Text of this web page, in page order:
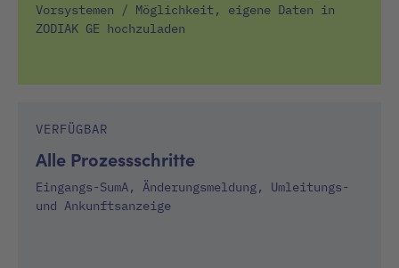
Vorsystemen / Möglichkeit, eigene Daten in
ZODIAK GE hochzuladen
VERFÜGBAR
Alle Prozessschritte
Eingangs-SumA, Änderungsmeldung, Umleitungs-
und Ankunftsanzeige